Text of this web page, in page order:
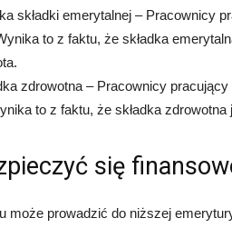
składki emerytalnej – Pracownicy
to z faktu, że składka
zdrowotna – Pracownicy pracujący
to z faktu, że składka
się
może prowadzić do niższej